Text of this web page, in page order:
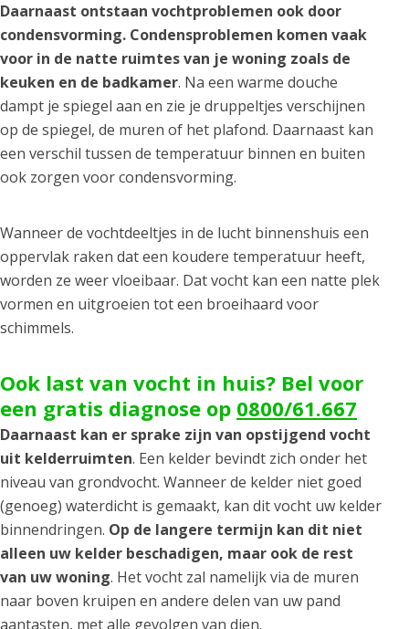
Daarnaast ontstaan vochtproblemen ook door
condensvorming. Condensproblemen komen vaak
voor in de natte ruimtes van je woning zoals de
keuken en de badkamer. Na een warme douche
dampt je spiegel aan en zie je druppeltjes verschijnen
op de spiegel, de muren of het plafond. Daarnaast kan
een verschil tussen de temperatuur binnen en buiten
ook zorgen voor condensvorming.
Wanneer de vochtdeeltjes in de lucht binnenshuis een
oppervlak raken dat een koudere temperatuur heeft,
worden ze weer vloeibaar. Dat vocht kan een natte plek
vormen en uitgroeien tot een broeihaard voor
schimmels.
Ook last van vocht in huis? Bel voor
een gratis diagnose op 0800/61.667
Daarnaast kan er sprake zijn van opstijgend vocht
uit kelderruimten. Een kelder bevindt zich onder het
niveau van grondvocht. Wanneer de kelder niet goed
(genoeg) waterdicht is gemaakt, kan dit vocht uw kelder
binnendringen. Op de langere termijn kan dit niet
alleen uw kelder beschadigen, maar ook de rest
van uw woning. Het vocht zal namelijk via de muren
naar boven kruipen en andere delen van uw pand
aantasten, met alle gevolgen van dien.